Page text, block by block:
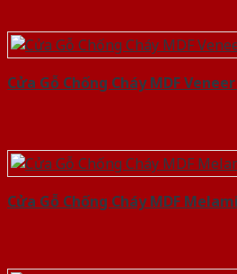
Cửa Gỗ Chống Cháy MDF
Cửa Gỗ Chống Cháy MDF